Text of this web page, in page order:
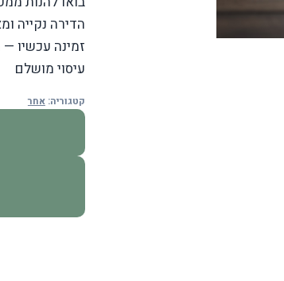
הדירה נקייה
זמינה עכשיו
עיסוי מושלם
קטגוריה:אחר